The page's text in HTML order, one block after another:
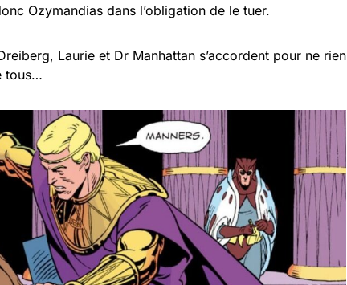
Ozymandias dans l’obligation de le tuer.
Laurie et Dr Manhattan s’accordent pour ne rien
tous…